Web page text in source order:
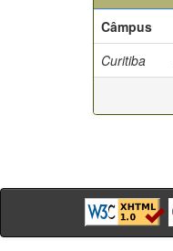
Câmpus
Curitiba